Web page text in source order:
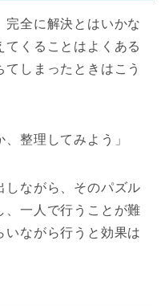
完全に解決とはいかな
てくることはよくある
しまったときはこう
、整理してみよう」
しながら、そのパズル
、一人で行うことが難
いながら行うと効果は